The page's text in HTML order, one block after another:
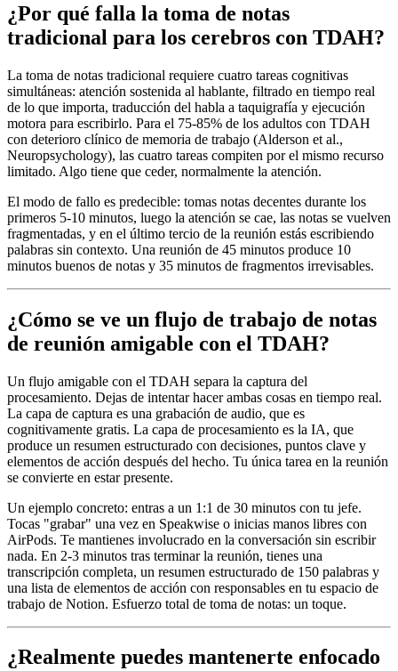
¿Por qué falla la toma de notas
tradicional para los cerebros con TDAH?
La toma de notas tradicional requiere cuatro tareas cognitivas
simultáneas: atención sostenida al hablante, filtrado en tiempo real
de lo que importa, traducción del habla a taquigrafía y ejecución
motora para escribirlo. Para el 75-85% de los adultos con TDAH
con deterioro clínico de memoria de trabajo (Alderson et al.,
Neuropsychology), las cuatro tareas compiten por el mismo recurso
limitado. Algo tiene que ceder, normalmente la atención.
El modo de fallo es predecible: tomas notas decentes durante los
primeros 5-10 minutos, luego la atención se cae, las notas se vuelven
fragmentadas, y en el último tercio de la reunión estás escribiendo
palabras sin contexto. Una reunión de 45 minutos produce 10
minutos buenos de notas y 35 minutos de fragmentos irrevisables.
¿Cómo se ve un flujo de trabajo de notas
de reunión amigable con el TDAH?
Un flujo amigable con el TDAH separa la captura del
procesamiento. Dejas de intentar hacer ambas cosas en tiempo real.
La capa de captura es una grabación de audio, que es
cognitivamente gratis. La capa de procesamiento es la IA, que
produce un resumen estructurado con decisiones, puntos clave y
elementos de acción después del hecho. Tu única tarea en la reunión
se convierte en estar presente.
Un ejemplo concreto: entras a un 1:1 de 30 minutos con tu jefe.
Tocas "grabar" una vez en Speakwise o inicias manos libres con
AirPods. Te mantienes involucrado en la conversación sin escribir
nada. En 2-3 minutos tras terminar la reunión, tienes una
transcripción completa, un resumen estructurado de 150 palabras y
una lista de elementos de acción con responsables en tu espacio de
trabajo de Notion. Esfuerzo total de toma de notas: un toque.
¿Realmente puedes mantenerte enfocado